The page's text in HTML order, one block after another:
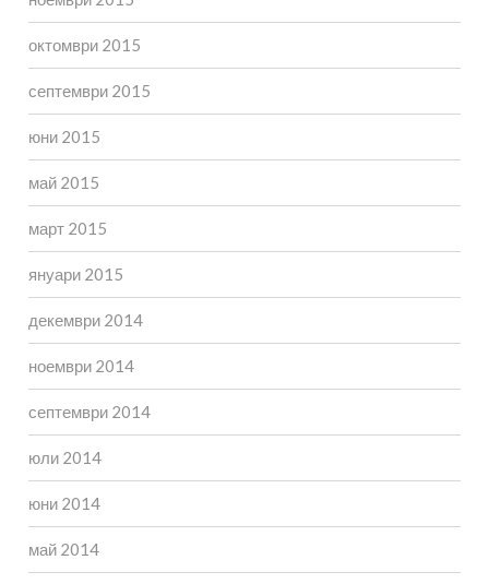
октомври 2015
септември 2015
юни 2015
май 2015
март 2015
януари 2015
декември 2014
ноември 2014
септември 2014
юли 2014
юни 2014
май 2014